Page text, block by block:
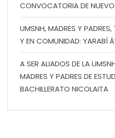
CONVOCATORIA DE
UMSNH, MADRES Y
Y EN COMUNIDAD: YARABÍ
A SER ALIADOS DE LA
MADRES Y PADRES DE
BACHILLERATO NICOLAITA